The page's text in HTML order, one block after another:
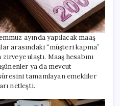
sunan
bankaların
güncel
listesi
için
ayında yapılacak maaş
arasındaki “müşteri kapma”
ulaştı. Maaş hesabını
ya da mevcut
tamamlayan emekliler
netleşti.